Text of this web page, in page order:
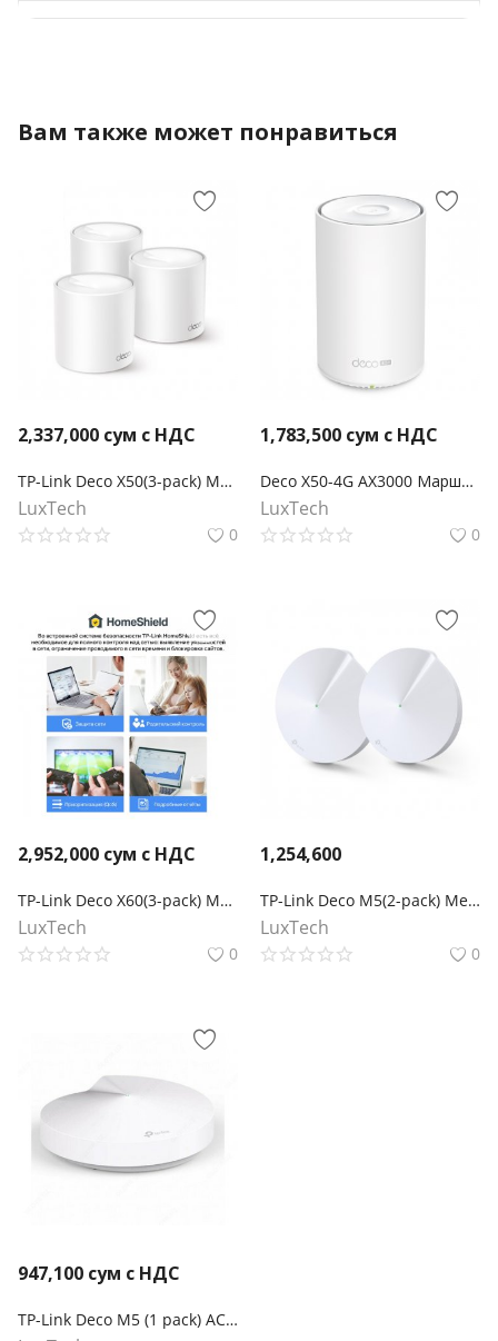
Вам также может понравиться
2,337,000 сум с НДС
TP-Link Deco X50(3-pack) Mesh-система AX3000
LuxTech
0
1,783,500 сум с НДС
Deco X50-4G AX3000 Маршрутизатор Mesh-системы Wi-Fi 6 с 4G+ модемом
LuxTech
0
2,952,000 сум с НДС
TP-Link Deco X60(3-pack) Mesh-система AX5400
LuxTech
0
1,254,600
TP-Link Deco M5(2-pack) Mesh-система AC1300
LuxTech
0
947,100 сум с НДС
TP-Link Deco M5 (1 pack) AC1300 Домашняя Mesh Wi-Fi система